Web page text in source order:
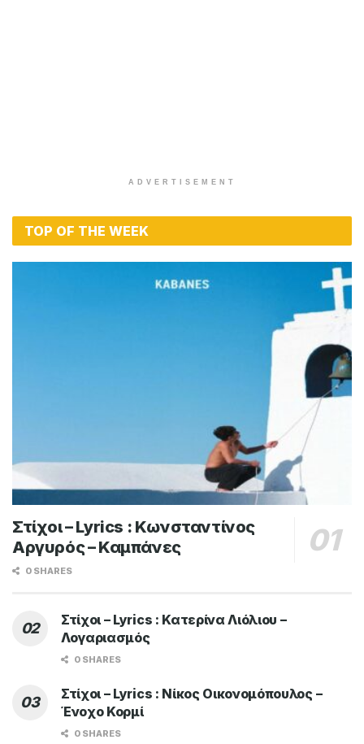
Στίχοι – Lyrics : Νίκος Μακρόπουλος – Ο
Στίχοι – Lyrics : Νίκος Μακρόπουλος – Εγώ
BYMAGIC FM 9 ΙΟΥΛΊΟΥ 2026